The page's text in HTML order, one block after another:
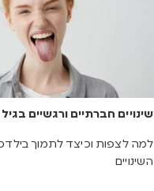
שינויים חברתיים ורגשיים
למה לצפות וכיצד לתמוך
השינויים